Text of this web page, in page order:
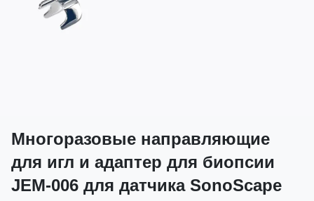
Многоразовые направляющие
для игл и адаптер для биопсии
JEM-006 для датчика SonoScape